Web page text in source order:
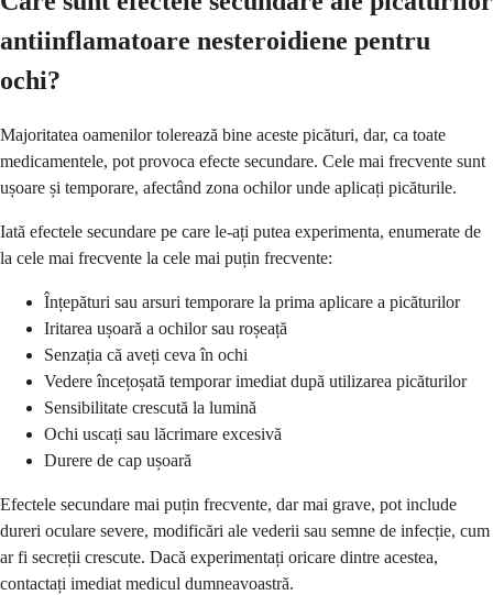
antiinflamatoare nesteroidiene pentru
ochi?
Majoritatea oamenilor tolerează bine aceste picături, dar, ca toate
medicamentele, pot provoca efecte secundare. Cele mai frecvente sunt
ușoare și temporare, afectând zona ochilor unde aplicați picăturile.
Iată efectele secundare pe care le-ați putea experimenta, enumerate de
la cele mai frecvente la cele mai puțin frecvente:
Înțepături sau arsuri temporare la prima aplicare a picăturilor
Iritarea ușoară a ochilor sau roșeață
Senzația că aveți ceva în ochi
Vedere încețoșată temporar imediat după utilizarea picăturilor
Sensibilitate crescută la lumină
Ochi uscați sau lăcrimare excesivă
Durere de cap ușoară
Efectele secundare mai puțin frecvente, dar mai grave, pot include
dureri oculare severe, modificări ale vederii sau semne de infecție, cum
ar fi secreții crescute. Dacă experimentați oricare dintre acestea,
contactați imediat medicul dumneavoastră.